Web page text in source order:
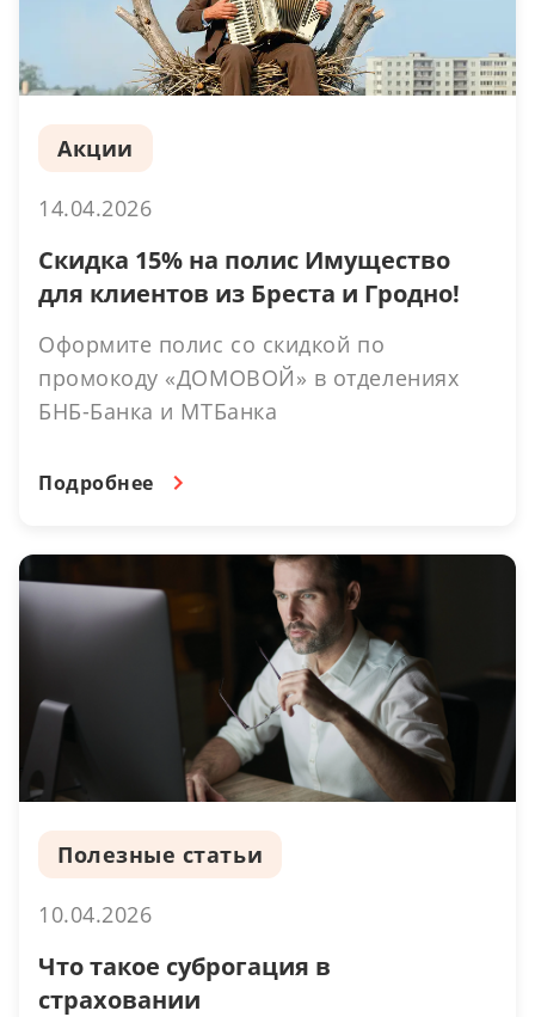
Акции
14.04.2026
Скидка 15% на полис Имущество
для клиентов из Бреста и Гродно!
Оформите полис со скидкой по
промокоду «ДОМОВОЙ» в отделениях
БНБ-Банка и МТБанка
Подробнее
Полезные статьи
10.04.2026
Что такое суброгация в
страховании